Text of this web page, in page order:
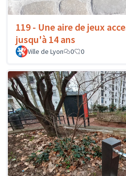
119 - Une aire de jeux
jusqu'à 14 ans
Ville de Lyon 0 0